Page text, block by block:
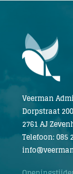
Veerman
Dorpstraat 200
2761 AJ
Telefoon: 085